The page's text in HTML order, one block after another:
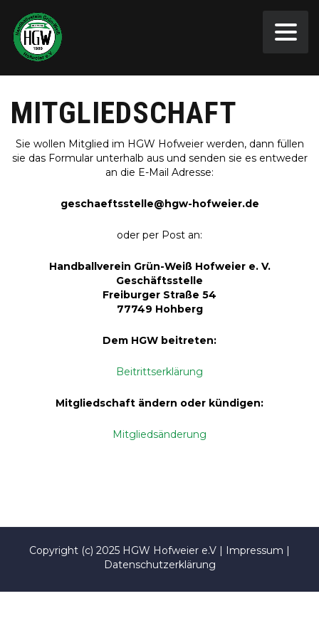
MITGLIEDSCHAFT
Sie wollen Mitglied im HGW Hofweier werden, dann füllen
sie das Formular unterhalb aus und senden sie es entweder
an die E-Mail Adresse:
geschaeftsstelle@hgw-hofweier.de
oder per Post an:
Handballverein Grün-Weiß Hofweier e. V.
Geschäftsstelle
Freiburger Straße 54
77749 Hohberg
Dem HGW beitreten:
Beitrittserklärung
Mitgliedschaft ändern oder kündigen:
Mitgliedsänderung
Copyright (c) 2025 HGW Hofweier e.V | Impressum |
Datenschutzerklärung